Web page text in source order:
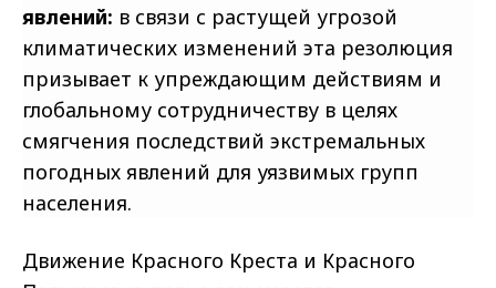
явлений: в связи с растущей угрозой
климатических изменений эта резолюция
призывает к упреждающим действиям и
глобальному сотрудничеству в целях
смягчения последствий экстремальных
погодных явлений для уязвимых групп
населения.
Движение Красного Креста и Красного